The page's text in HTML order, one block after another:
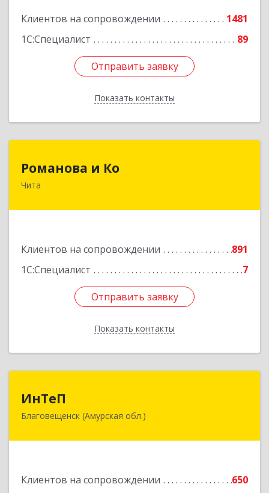
Клиентов на сопровождении
1481
1С:Специалист
89
Отправить заявку
Показать контакты
Отправить заявку
Назад
Романова и Ко
Чита
Клиентов на сопровождении
891
1С:Специалист
7
Отправить заявку
Показать контакты
672000, Забайкальский край, Чита г, Анохина
Отправить заявку
Назад
ИнТеП
Благовещенск (Амурская обл.)
Клиентов на сопровождении
650
675000, Амурская обл, Благовещенск г,